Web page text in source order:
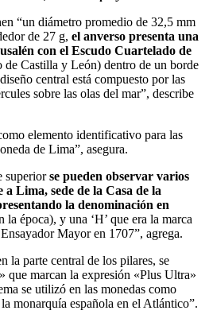
“un diámetro promedio de 32,5 mm
de 27 g, el anverso presenta una
con el Escudo Cuartelado de
de Castilla y León) dentro de un borde
central está compuesto por las
sobre las olas del mar”, describe
elemento identificativo para las
de Lima”, asegura.
superiorse pueden observar varios
a Lima, sede de la Casa de la
la denominación en
la época), y una ‘H’ que era la marca
Mayor en 1707”, agrega.
la parte central de los pilares, se
que marcan la expresión «Plus Ultra»
se utilizó en las monedas como
monarquía española en el Atlántico”.